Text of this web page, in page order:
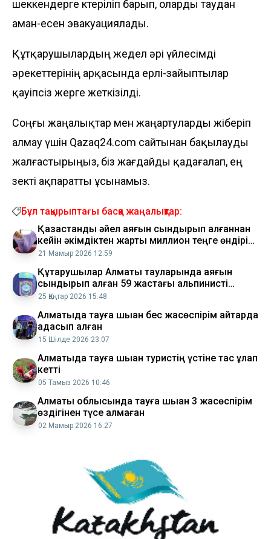
шеккендерге көтеріліп барып, оларды таудан
аман-есен эвакуациялады.
Құтқарушылардың жедел әрі үйлесімді
әрекеттерінің арқасында ерлі-зайыптылар
қауіпсіз жерге жеткізілді.
Соңғы жаңалықтар мен жаңартуларды жіберіп
алмау үшін Qazaq24.com сайтынан бақылауды
жалғастырыңыз, біз жағдайды қадағалап, ең
өзекті ақпаратты ұсынамыз.
Бұл тақырыптағы басқа жаңалықтар:
Қазақстандық әйел аяғын сындырып алғаннан
кейін әкімдіктен жарты миллион теңге өндіріп
алды
21 Мамыр 2026 12:59
Құтқарушылар Алматы тауларында аяғын
сындырып алған 59 жастағы альпинисті
эвакуациялады
25 Қаңтар 2026 15:48
Алматыда тауға шыққан бес жасөспірім қайтарда
адасып қалған
15 Шілде 2026 23:07
Алматыда тауға шыққан туристің үстіне тас құлап
кетті
05 Тамыз 2026 10:46
Алматы облысында тауға шыққан 3 жасөспірім
өздігінен түсе алмаған
02 Мамыр 2026 16:27